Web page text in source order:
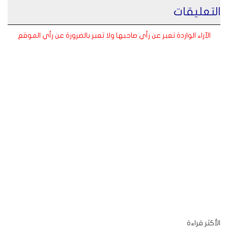
التعليقات
الآراء الواردة تعبر عن رأي صاحبها ولا تعبر بالضرورة عن رأي الموقع
الأكثر قراءة